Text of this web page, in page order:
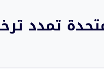
تمدد